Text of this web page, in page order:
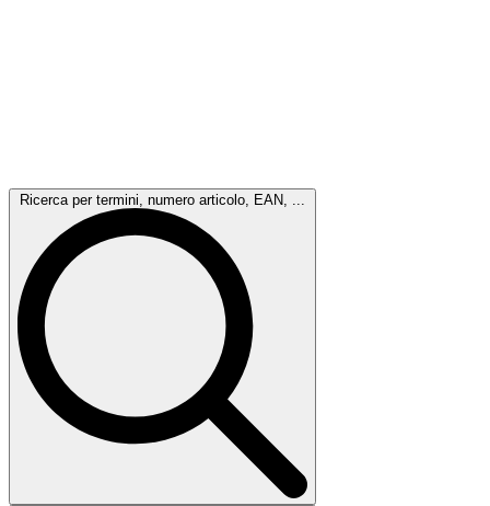
Ricerca per termini, numero articolo, EAN, ...